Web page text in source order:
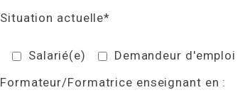
Situation actuelle*
Salarié(e) Demandeur d'emploi
Formateur/Formatrice enseignant en :